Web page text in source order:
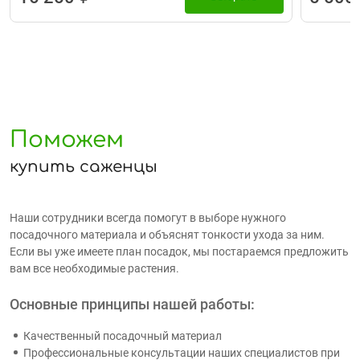
Поможем
купить саженцы
Наши сотрудники всегда помогут в выборе нужного
посадочного материала и объяснят тонкости ухода за ним.
Если вы уже имеете план посадок, мы постараемся предложить
вам все необходимые растения.
Основные принципы нашей работы:
Качественный посадочный материал
Профессиональные консультации наших специалистов при